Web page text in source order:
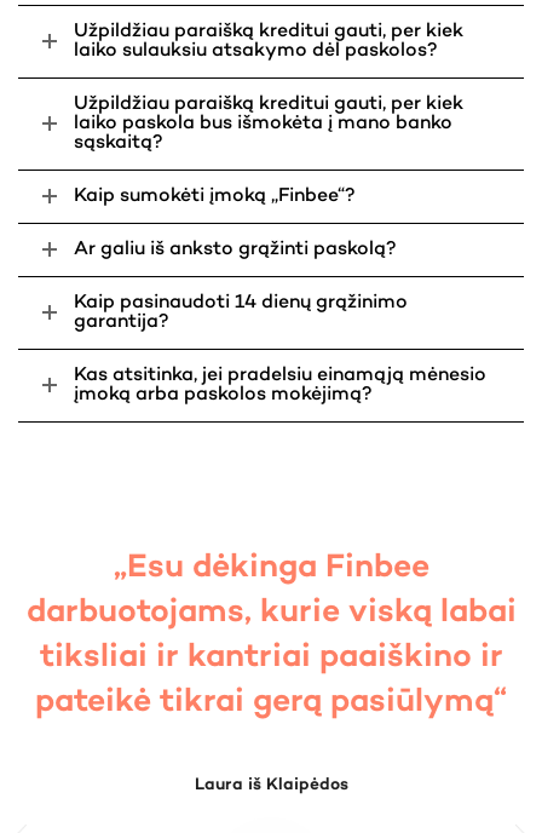
Pildyti paraišką
Konkretų paskolos pasiūlymą kiekvienam klientui
paskolą. Todėl Jums siūlomos sąlygos gali skirtis nuo
tų, kurias matote šiame pavyzdyje. Maksimali
BVKKMN – 63.97%.
Užpildžiau paraišką kreditui gauti, per kiek
laiko sulauksiu atsakymo dėl paskolos?
Užpildžiau paraišką kreditui gauti, per kiek
laiko paskola bus išmokėta į mano banko
sąskaitą?
Kaip sumokėti įmoką „Finbee“?
Ar galiu iš anksto grąžinti paskolą?
Kaip pasinaudoti 14 dienų grąžinimo
garantija?
Kas atsitinka, jei pradelsiu einamąją mėnesio
įmoką arba paskolos mokėjimą?
„Esu dėkinga Finbee
darbuotojams, kurie viską labai
tiksliai ir kantriai paaiškino ir
pateikė tikrai gerą pasiūlymą“
Laura iš Klaipėdos